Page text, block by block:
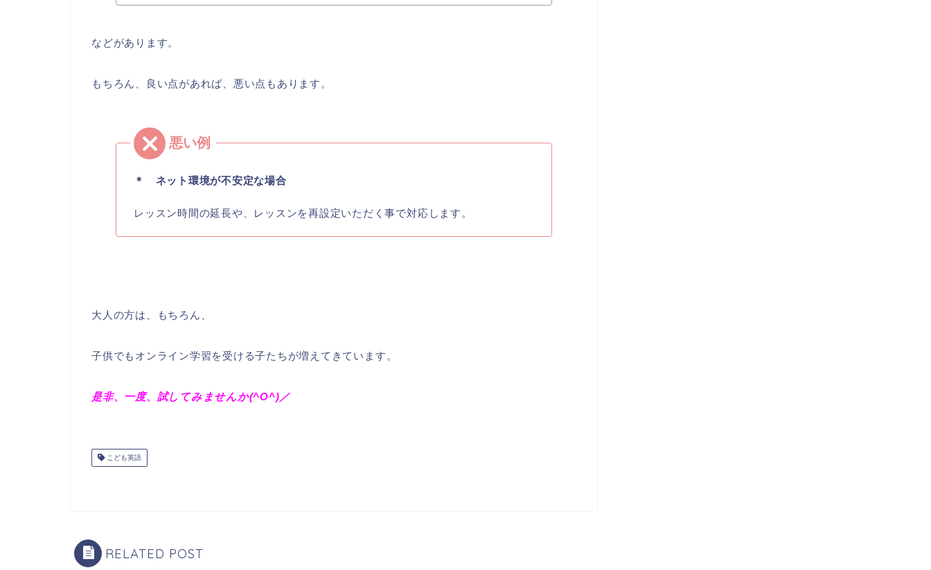
などがあります。
もちろん、良い点があれば、悪い点もあります。
＊ ネット環境が不安定な場合
レッスン時間の延長や、レッスンを再設定いただく事で対応します。
大人の方は、もちろん、
子供でもオンライン学習を受ける子たちが増えてきています。
是非、一度、試してみませんか(^O^)／
こども英語
RELATED POST